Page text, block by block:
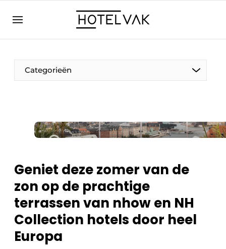
EN
BE
EN
FR
Categorieën
Hoteltech
Personeel & Opleiding
Wellness & Comfort
Geniet deze zomer van de
zon op de prachtige
terrassen van nhow en NH
Collection hotels door heel
Europa